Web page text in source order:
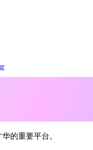
的重要平台。